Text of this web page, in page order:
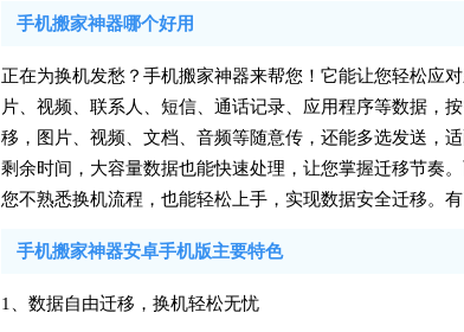
手机搬家神器哪个好用
正在为换机发愁？手机搬家神器来帮您！它能让您轻松应
片、视频、联系人、短信、通话记录、应用程序等数据，
移，图片、视频、文档、音频等随意传，还能多选发送，
剩余时间，大容量数据也能快速处理，让您掌握迁移节奏
您不熟悉换机流程，也能轻松上手，实现数据安全迁移。
手机搬家神器安卓手机版主要特色
1、数据自由迁移，换机轻松无忧